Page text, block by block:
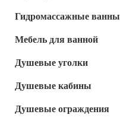
Гидромассажные ванны
Мебель для ванной
Душевые уголки
Душевые кабины
Душевые ограждения